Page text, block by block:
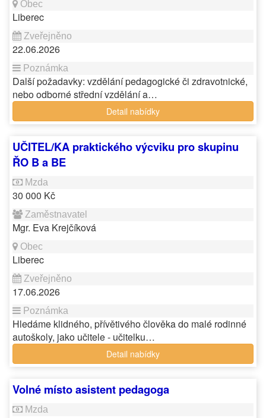
Liberec
22.06.2026
Další požadavky: vzdělání pedagogické či zdravotnické,
nebo odborné střední vzdělání a…
Detail nabídky
UČITEL/KA praktického výcviku pro skupinu
ŘO B a BE
30 000 Kč
Mgr. Eva Krejčíková
Liberec
17.06.2026
Hledáme klidného, přívětivého člověka do malé rodinné
autoškoly, jako učitele - učitelku…
Detail nabídky
Volné místo asistent pedagoga